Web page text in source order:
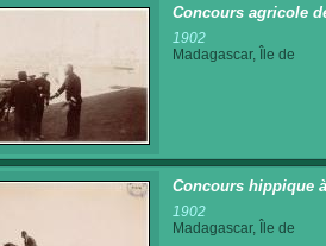
Concours agricole
1902
Madagascar, Île de
Concours hippique
1902
Madagascar, Île de